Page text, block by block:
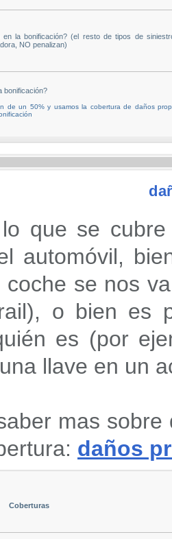
la bonificación? (el resto de tipos de
NO penalizan)
bonificación?
de un 50% y usamos la cobertura de daños
que se
automóvil,
coche se nos
o bien es
es (por
llave en un
mas
daños
Coberturas